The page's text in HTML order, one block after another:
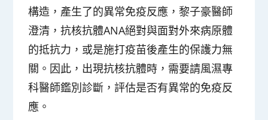
構造，產生了的異常免疫反應，黎子豪醫師
澄清，抗核抗體ANA絕對與面對外來病原體
的抵抗力，或是施打疫苗後產生的保護力無
關。因此，出現抗核抗體時，需要請風濕專
科醫師鑑別診斷，評估是否有異常的免疫反
應。